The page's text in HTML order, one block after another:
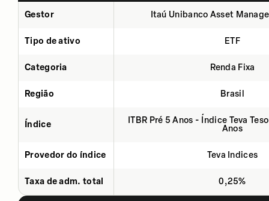
Gestor Itaú Unibanco Asset
Tipo de ativo ETF
Categoria Renda Fixa
Região Brasil
Índice
ITBR Pré 5 Anos - Índice Teva
Anos
Provedor do índice Teva Indices
Taxa de adm. total 0,25%